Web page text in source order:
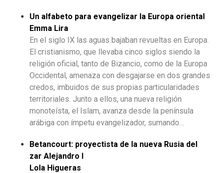
Un alfabeto para evangelizar la Europa oriental
Emma Lira
En el siglo IX las aguas bajaban revueltas en Europa.
El cristianismo, que llevaba cinco siglos siendo la
religión oficial, tanto de Bizancio, como de la Europa
Occidental, amenaza con desgajarse en dos grandes
credos, imbuidos de sus propias particularidades
territoriales. Junto a ellos, una nueva religión
monoteísta, el Islam, avanza desde la península
arábiga con ímpetu evangelizador, sumando…
Betancourt: proyectista de la nueva Rusia del
zar Alejandro I
Lola Higueras